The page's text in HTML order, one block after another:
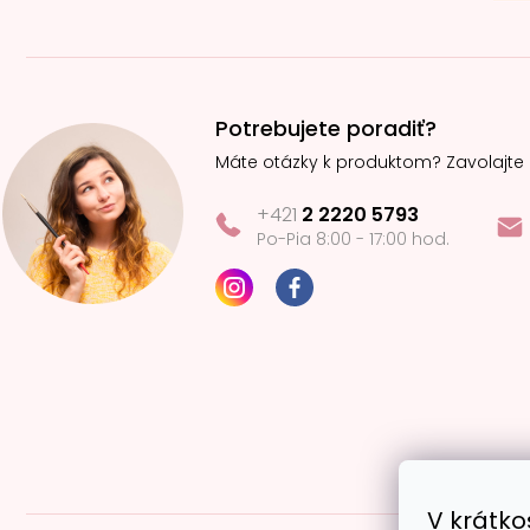
V
Potrebujete poradiť?
Máte otázky k produktom? Zavolajte
+421 2 2220 5793
Po-Pia 8:00 - 17:00 hod.